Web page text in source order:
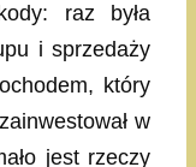
raz była
i sprzedaży
który
w
jest rzeczy